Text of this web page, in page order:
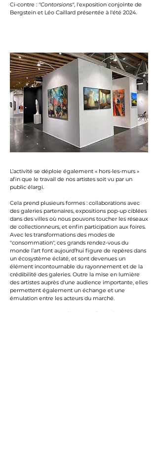
Ci-contre : "Contorsions", l'exposition conjointe de
Bergstein et Léo Caillard présentée à l'été 2024.
L’activité se déploie également « hors-les-murs »
afin que le travail de nos artistes soit vu par un
public élargi.
Cela prend plusieurs formes : collaborations avec
des galeries partenaires, expositions pop-up ciblées
dans des villes où nous pouvons toucher les réseaux
de collectionneurs, et enfin participation aux foires.
Avec les transformations des modes de
"consommation", ces grands rendez-vous du
monde l’art font aujourd’hui figure de repères dans
un écosystème éclaté, et sont devenues un
élément incontournable du rayonnement et de la
crédibilité des galeries. Outre la mise en lumière
des artistes auprès d'une audience importante, elles
permettent également un échange et une
émulation entre les acteurs du marché.
Ci-contre : notre stand lors de la foire Lille Art Up